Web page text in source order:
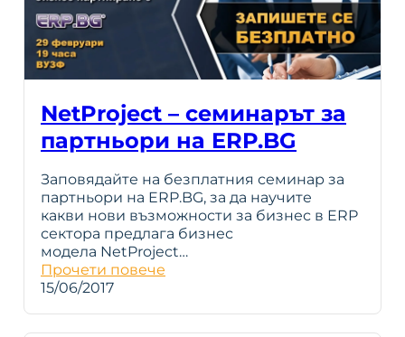
NetProject – семинарът за
партньори на ERP.BG
Заповядайте на безплатния семинар за
партньори на ERP.BG, за да научите
какви нови възможности за бизнес в ERP
сектора предлага бизнес
модела NetProject…
Прочети повече
15/06/2017